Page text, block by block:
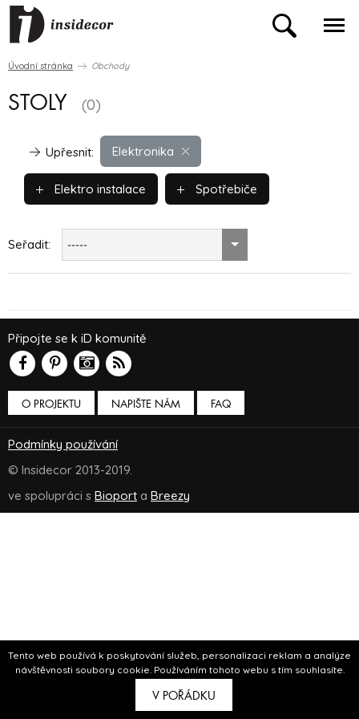
Tento web používá k poskytování služeb, personalizaci reklam a analýze
návštěvnosti soubory cookie. Používáním tohoto webu s tím souhlasíte.
V POŘÁDKU
Úvodní stránka Obchody
STOLY (0)
Elektronika
Upřesnit:
Elektro instalace Spotřebiče
Seřadit: -----
O PROJEKTU NAPIŠTE NÁM
Připojte se k iD komunitě
FAQ
Podmínky používání
© Insidecor 2013-2019.
ve spolupráci s Bioport a Breezy